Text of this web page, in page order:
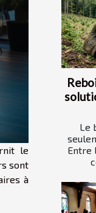
le
sont
à
Le
Entre